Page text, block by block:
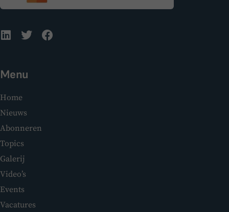
Menu
Home
Nieuws
Abonneren
Topics
Galerij
Video’s
Events
Vacatures